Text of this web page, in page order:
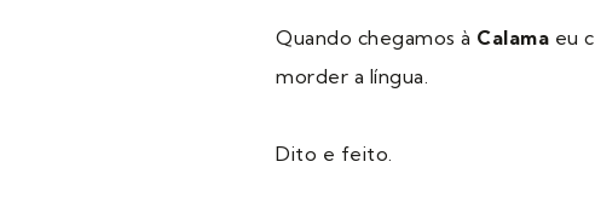
Quando chegamos à Calama eu
morder a língua.
Dito e feito.